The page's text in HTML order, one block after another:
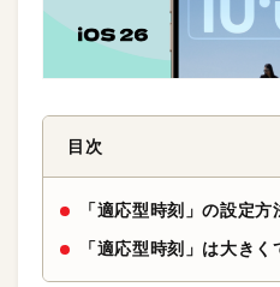
目次
「適応型時刻」の設定方
「適応型時刻」は大き